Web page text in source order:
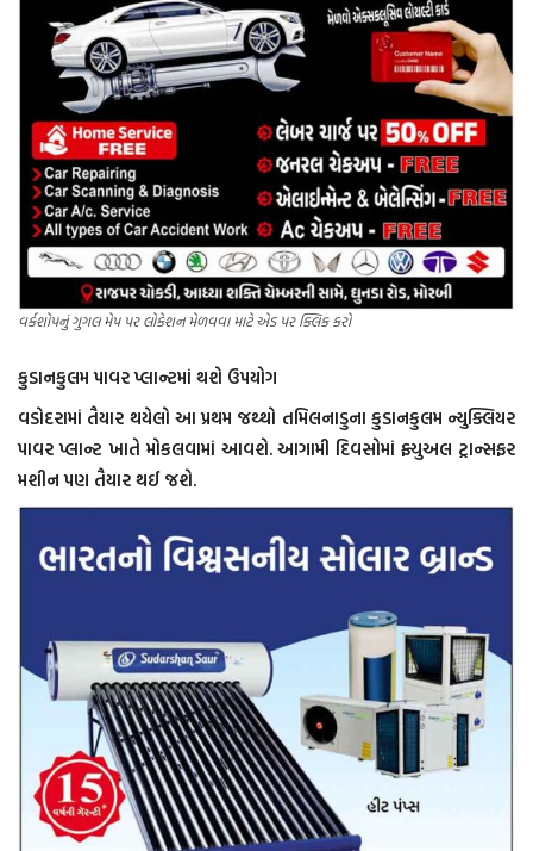
વર્કશોપનું ગુગલ મેપ પર લોકેશન મેળવવા માટે એડ પર ક્લિક કરો
કુડાનકુલમ પાવર પ્લાન્ટમાં થશે ઉપયોગ
વડોદરામાં તૈયાર થયેલો આ પ્રથમ જથ્થો તમિલનાડુના કુડાનકુલમ ન્યુક્લિયર
પાવર પ્લાન્ટ ખાતે મોકલવામાં આવશે. આગામી દિવસોમાં ફ્યુઅલ ટ્રાન્સફર
મશીન પણ તૈયાર થઈ જશે.